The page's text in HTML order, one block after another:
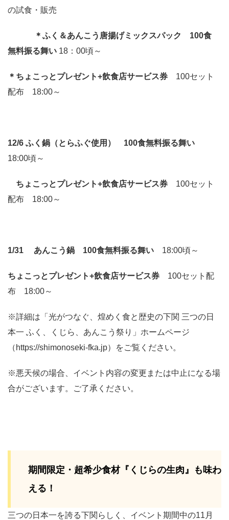
の試食・販売
＊ふく＆あんこう唐揚げミックスパック 100食
無料振る舞い 18：00頃～
＊ちょこっとプレゼント+飲食店サービス券 100セット
配布 18:00～
12/6 ふく鍋（とらふぐ使用） 100食無料振る舞い
18:00頃～
ちょこっとプレゼント+飲食店サービス券 100セット
配布 18:00～
1/31 あんこう鍋 100食無料振る舞い 18:00頃～
ちょこっとプレゼント+飲食店サービス券 100セット配
布 18:00～
※詳細は「光がつなぐ、煌めく食と歴史の下関 三つの日
本一 ふく、くじら、あんこう祭り」ホームページ
（https://shimonoseki-fka.jp）をご覧ください。
※悪天候の場合、イベント内容の変更または中止になる場
合がございます。ご了承ください。
期間限定・超希少食材『くじらの生肉』も味わ
える！
三つの日本一を誇る下関らしく、イベント期間中の11月